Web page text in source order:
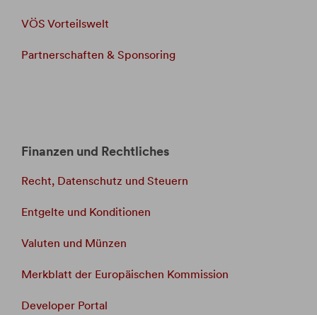
VÖS Vorteilswelt
Partnerschaften & Sponsoring
Finanzen und Rechtliches
Recht, Datenschutz und Steuern
Entgelte und Konditionen
Valuten und Münzen
Merkblatt der Europäischen Kommission
Developer Portal